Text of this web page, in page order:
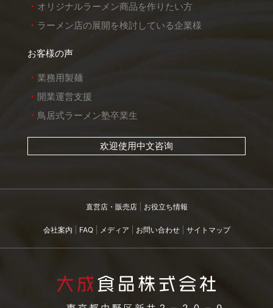
オリジナルラーメン商品を作りたい方
ラーメン店の展開を検討している企業様
お客様の声
業務用製麺
開業運営支援
鳥居式ラーメン塾卒業生
欢迎使用中文咨询
直営店・販売店 お役立ち情報
会社案内 FAQ メディア お問い合わせ サイトマップ